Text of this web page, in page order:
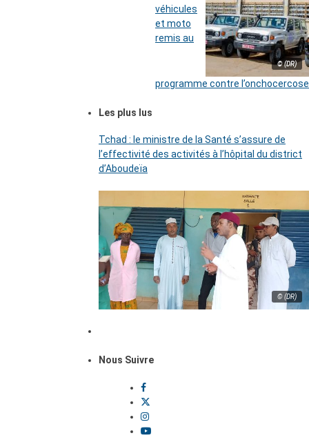
© (DR)
véhicules
et moto
remis au
programme contre l’onchocercose
Les plus lus
Tchad : le ministre de la Santé s’assure de
l’effectivité des activités à l’hôpital du district
d’Aboudeïa
© (DR)
Nous Suivre